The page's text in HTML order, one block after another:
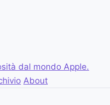
dal mondo Apple.
About